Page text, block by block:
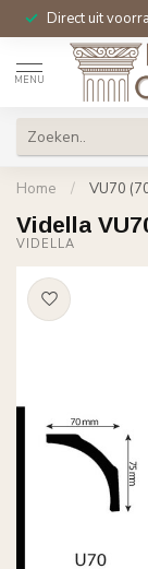
Direct uit
MENU
Home / VU70
Vidella
VIDELLA